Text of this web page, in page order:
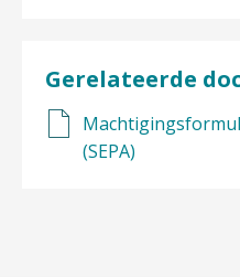
Gerelateerde
(SEPA)